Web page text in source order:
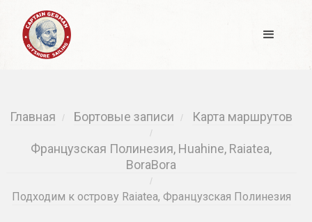
Главная / Бортовые записи / Карта маршрутов
/
Французская Полинезия, Huahine, Raiatea,
BoraBora
/
Подходим к острову Raiatea, Французская Полинезия